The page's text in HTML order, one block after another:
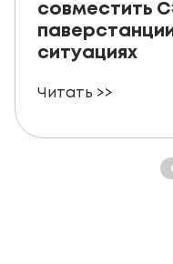
совместить
ситуациях
Читать >>